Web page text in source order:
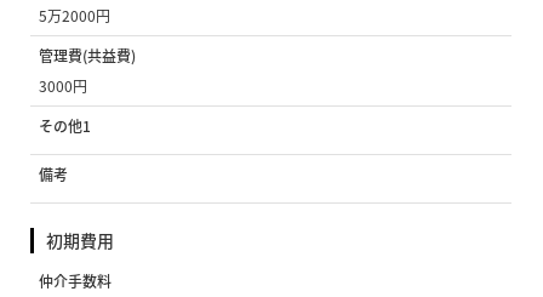
5万2000円
管理費(共益費)
3000円
その他1
備考
初期費用
仲介手数料